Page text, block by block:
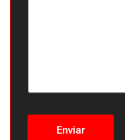
Enviar